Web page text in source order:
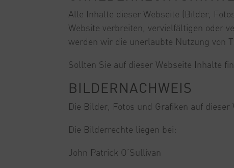
Alle Inhalte dieser Webseite (Bilder,
Website verbreiten, vervielfältigen oder
werden wir die unerlaubte Nutzung von
Sollten Sie auf dieser Webseite Inhalte
BILDERNACHWEIS
Die Bilder, Fotos und Grafiken auf
Die Bilderrechte liegen bei:
John Patrick O’Sullivan